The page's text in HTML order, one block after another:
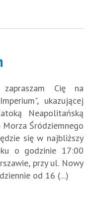
zapraszam Cię na
ukazującej
Neapolitańską
Śródziemnego
się w najbliższy
o godzinie 17:00
przy ul. Nowy
od 16 (...)